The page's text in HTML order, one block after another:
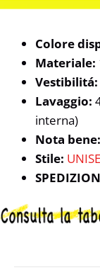
Colore
Materiale:
Vestibilitá:
Lavaggio:
interna)
Nota bene:
Stile: